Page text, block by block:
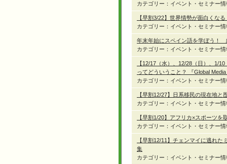
カテゴリー：イベント・セミナー情
【早割3/22】世界情勢が面白くな
カテゴリー：イベント・セミナー情
年末年始にスペイン語を学ぼう！
カテゴリー：イベント・セミナー情
【12/17（水）、12/28（日）、1/
ってどういうこと？ 『Global
カテゴリー：イベント・セミナー情
【早割12/27】日系移民の現在地
カテゴリー：イベント・セミナー情
【早割1/20】アフリカ×スポーツ
カテゴリー：イベント・セミナー情
【早割12/11】チェンマイに逃れ
集
カテゴリー：イベント・セミナー情